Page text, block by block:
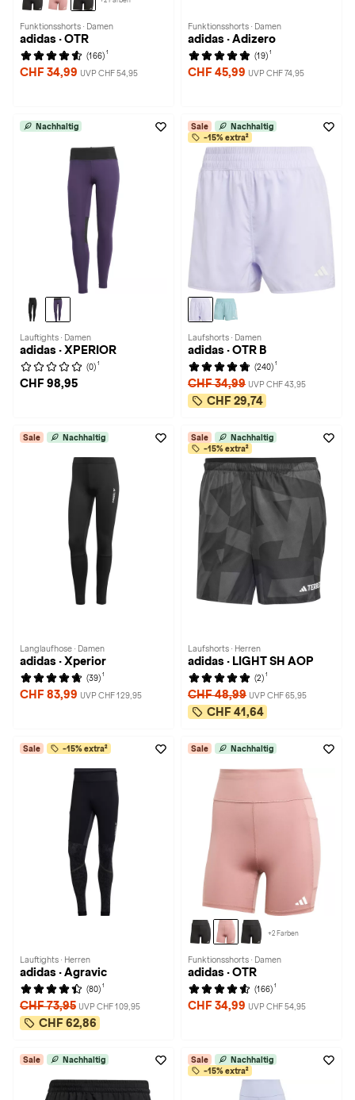
Funktionsshorts · Damen
adidas · OTR
(166) 1
CHF 34,99 UVP CHF 54,95
Funktionsshorts · Damen
adidas · Adizero
(19) 1
CHF 45,99 UVP CHF 74,95
Nachhaltig
Lauftights · Damen
adidas · XPERIOR
(0) 1
CHF 98,95
Sale
Nachhaltig
-15% extra²
Laufshorts · Damen
adidas · OTR B
(240) 1
CHF 34,99 UVP CHF 43,95
CHF 29,74
Sale Nachhaltig
Langlaufhose · Damen
adidas · Xperior
(39) 1
CHF 83,99 UVP CHF 129,95
Sale
Nachhaltig
-15% extra²
Laufshorts · Herren
adidas · LIGHT SH AOP
(2) 1
CHF 48,99 UVP CHF 65,95
CHF 41,64
Sale -15% extra²
Lauftights · Herren
adidas · Agravic
(80) 1
CHF 73,95 UVP CHF 109,95
CHF 62,86
Sale Nachhaltig
+2 Farben
Funktionsshorts · Damen
adidas · OTR
(166) 1
CHF 34,99 UVP CHF 54,95
Sale Nachhaltig Sale
Nachhaltig
-15% extra²